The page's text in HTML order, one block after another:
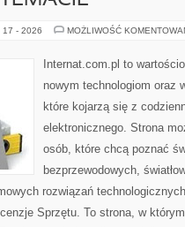
17 - 2026 MOŻLIWOŚĆ
Internat.com.pl to
nowym technologiom oraz
które kojarzą się z
elektronicznego. Strona
osób, które chcą poznać
bezprzewodowych,
rozwiązań
Sprzętu. To strona, w